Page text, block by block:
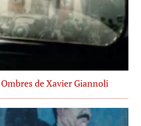
de Xavier Giannoli